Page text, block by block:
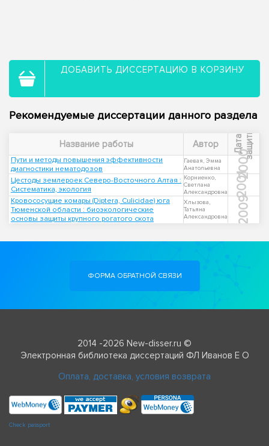
ДОБАВИТЬ ДИССЕРТАЦИЮ В КОРЗИНУ
Рекомендуемые диссертации данного раздела
Название работы Автор Д
а
т
а
з
а
щ
и
ты
Пути и методы повышения эффективности
диагностики нематодозов
Гаевая, Эмма
Анатольевна
2000
Цестоды землероек Северо-Восточного Алтая :
Систематика, экология
Корниенко,
Светлана
Александровна
2001
Кровососущие комары (Diptera, Culicidae) юга
Тюменской области : биоэкологические
основы защиты крупного рогатого скота
Хлызова,
Татьяна
Александровна
2009
ФОРМА ОБРАТНОЙ СВЯЗИ
2014 -2026 New-disser.ru ©
Электронная библиотека диссертаций ФЛ Иванов Е О
Оплата, доставка, условия возврата
Check passport